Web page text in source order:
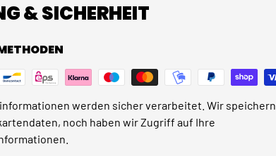
& SICHERHEIT
werden sicher verarbeitet. Wir speichern
noch haben wir Zugriff auf Ihre